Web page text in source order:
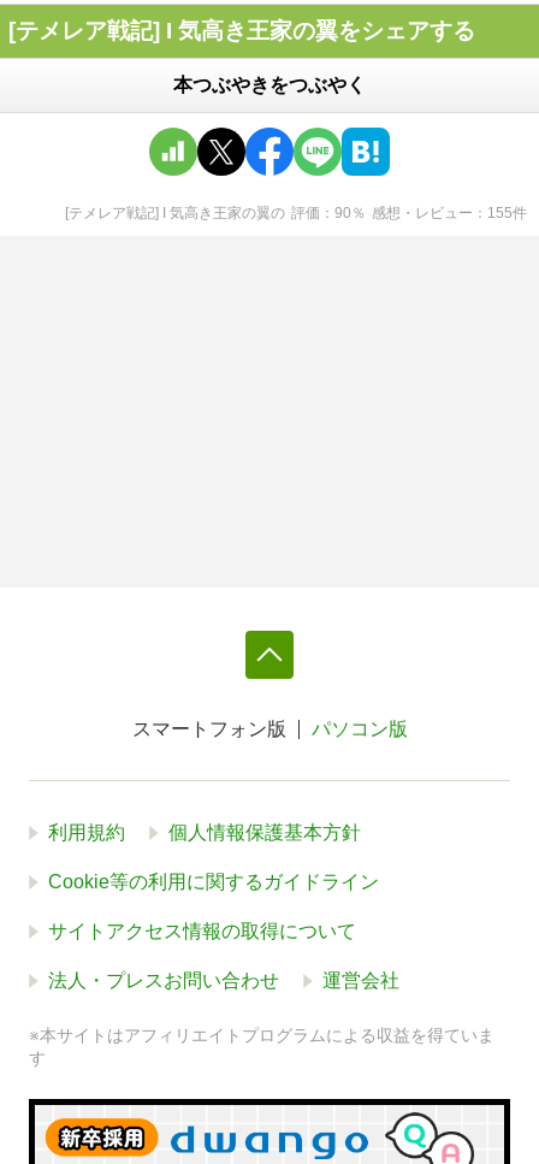
[テメレア戦記] I 気高き王家の翼をシェアする
本つぶやきをつぶやく
[テメレア戦記] I 気高き王家の翼の 評価 90 ％ 感想・レビュー 155件
スマートフォン版 パソコン版
利用規約 個人情報保護基本方針
Cookie等の利用に関するガイドライン
サイトアクセス情報の取得について
法人・プレスお問い合わせ 運営会社
※本サイトはアフィリエイトプログラムによる収益を得ていま
す